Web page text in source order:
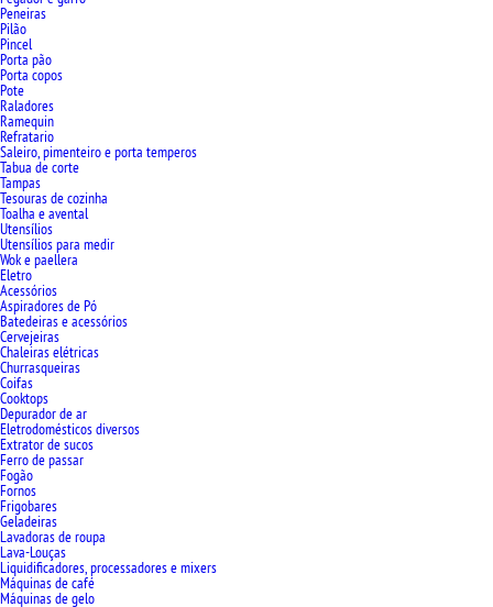
Peneiras
Pilão
Pincel
Porta pão
Porta copos
Pote
Raladores
Ramequin
Refratario
Saleiro, pimenteiro e porta temperos
Tabua de corte
Tampas
Tesouras de cozinha
Toalha e avental
Utensílios
Utensílios para medir
Wok e paellera
Eletro
Acessórios
Aspiradores de Pó
Batedeiras e acessórios
Cervejeiras
Chaleiras elétricas
Churrasqueiras
Coifas
Cooktops
Depurador de ar
Eletrodomésticos diversos
Extrator de sucos
Ferro de passar
Fogão
Fornos
Frigobares
Geladeiras
Lavadoras de roupa
Lava-Louças
Liquidificadores, processadores e mixers
Máquinas de café
Máquinas de gelo